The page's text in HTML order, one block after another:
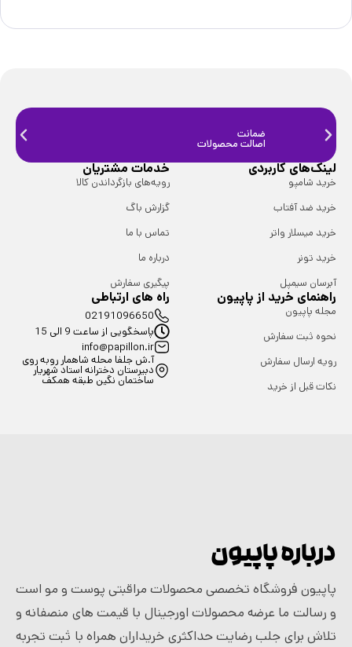
ضمانت
اصالت محصولات
لینک‌های کاربردی
خرید شامپو
خرید ضد آفتاب
خرید میسلار واتر
خرید تونر
آبرسان سیمپل
خدمات مشتریان
رویه‌های بازگرداندن کالا
گزارش باگ
تماس با ما
درباره ما
پیگیری سفارش
راهنمای خرید از پاپیون
مجله پاپیون
نحوه ثبت سفارش
رویه ارسال سفارش
نکات قبل از خرید
راه های ارتباطی
02191096650
پاسخگویی از ساعت 9 الی 15
info@papillon.ir
آ.ش جلفا محله شاهمار روبه روی
دبیرستان دخترانه استاد شهریار
ساختمان نگین طبقه همکف
درباره پاپیون
پاپیون فروشگاه تخصصی محصولات مراقبتی پوست و مو است
و رسالت ما عرضه محصولات اورجینال با قیمت های منصفانه و
تلاش برای جلب رضایت حداکثری خریداران همراه با ثبت تجربه